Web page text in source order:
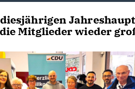
Mitglieder wieder